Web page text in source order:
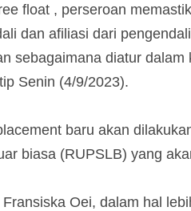
float , perseroan
dan afiliasi dari
sebagaimana diatur
Senin (4/9/2023).
baru akan
biasa (RUPSLB) yang
Fransiska Oei, dalam hal